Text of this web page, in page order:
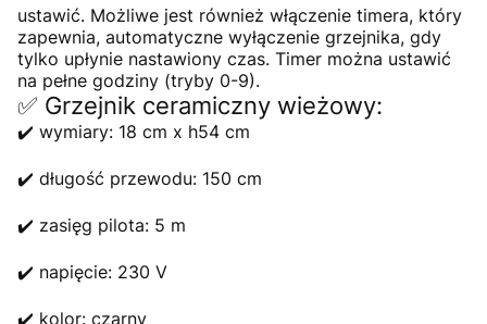
ustawić. Możliwe jest również włączenie timera, który
zapewnia, automatyczne wyłączenie grzejnika, gdy
tylko upłynie nastawiony czas. Timer można ustawić
na pełne godziny (tryby 0-9).
✅ Grzejnik ceramiczny wieżowy:
✔️ wymiary: 18 cm x h54 cm
✔️ długość przewodu: 150 cm
✔️ zasięg pilota: 5 m
✔️ napięcie: 230 V
✔️ kolor: czarny